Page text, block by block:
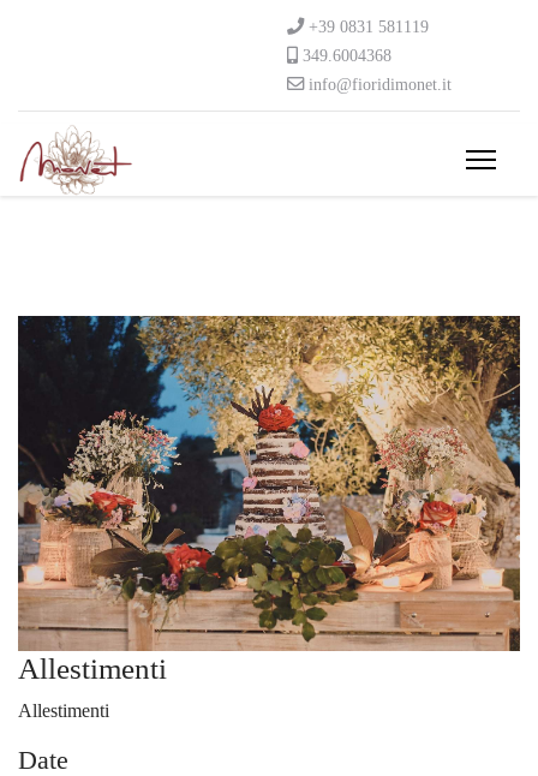
+39 0831 581119
349.6004368
info@fioridimonet.it
Allestimenti
Allestimenti
Date